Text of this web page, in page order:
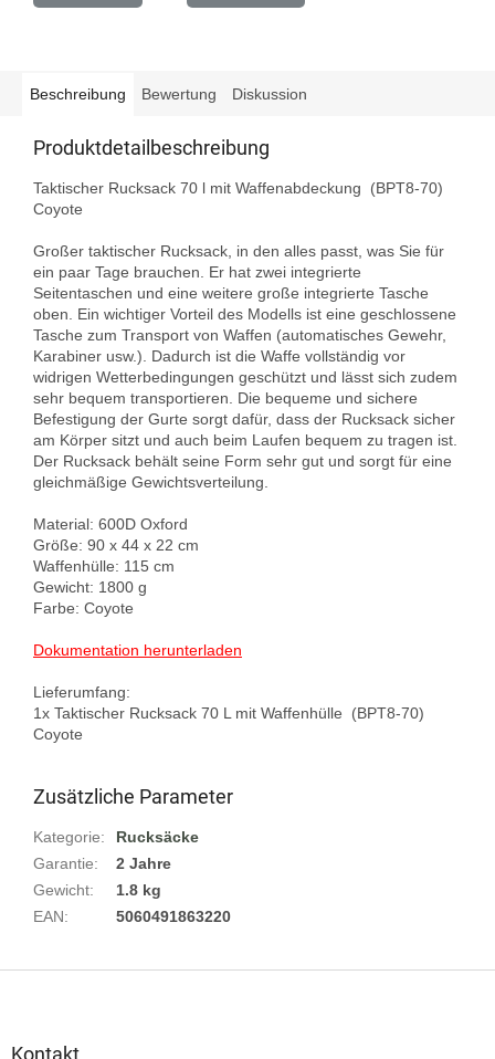
Beschreibung Bewertung Diskussion
Produktdetailbeschreibung
Taktischer Rucksack 70 l mit Waffenabdeckung  (BPT8-70)
Coyote
Großer taktischer Rucksack, in den alles passt, was Sie für
ein paar Tage brauchen. Er hat zwei integrierte
Seitentaschen und eine weitere große integrierte Tasche
oben. Ein wichtiger Vorteil des Modells ist eine geschlossene
Tasche zum Transport von Waffen (automatisches Gewehr,
Karabiner usw.). Dadurch ist die Waffe vollständig vor
widrigen Wetterbedingungen geschützt und lässt sich zudem
sehr bequem transportieren. Die bequeme und sichere
Befestigung der Gurte sorgt dafür, dass der Rucksack sicher
am Körper sitzt und auch beim Laufen bequem zu tragen ist.
Der Rucksack behält seine Form sehr gut und sorgt für eine
gleichmäßige Gewichtsverteilung.
Material: 600D Oxford
Größe: 90 x 44 x 22 cm
Waffenhülle: 115 cm
Gewicht: 1800 g
Farbe: Coyote
Dokumentation herunterladen
Lieferumfang:
1x Taktischer Rucksack 70 L mit Waffenhülle  (BPT8-70)
Zusätzliche Parameter
Kategorie:
Rucksäcke
Garantie:
2 Jahre
Gewicht:
1.8 kg
EAN: 5060491863220
Kontakt